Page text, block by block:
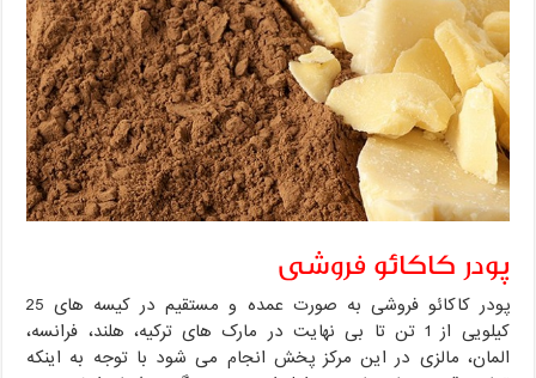
پودر کاکائو فروشی
پودر کاکائو فروشی به صورت عمده و مستقیم در کیسه های 25
کیلویی از 1 تن تا بی نهایت در مارک های ترکیه، هلند، فرانسه،
المان، مالزی در این مرکز پخش انجام می شود با توجه به اینکه